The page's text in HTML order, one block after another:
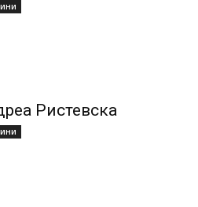
Ристевска